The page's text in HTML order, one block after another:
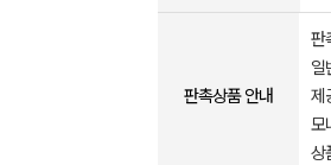
판촉상품 안내
판
일
제
모
상